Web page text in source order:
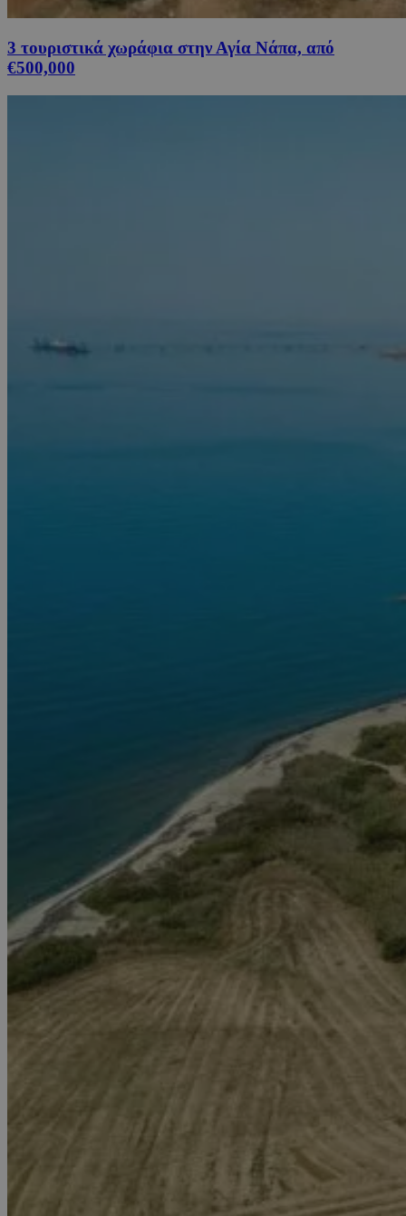
3 τουριστικά χωράφια στην Αγία Νάπα, από
€500,000